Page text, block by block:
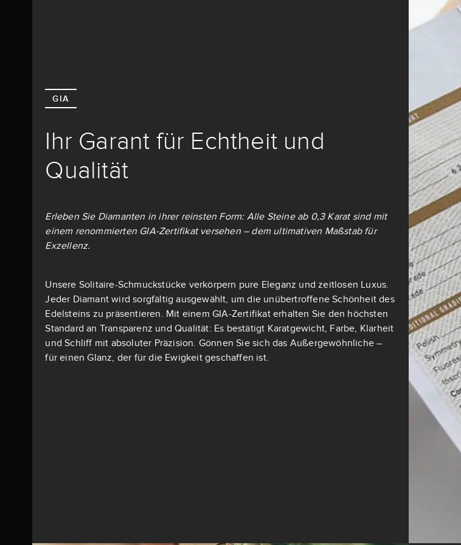
GIA
Ihr Garant für Echtheit und
Qualität
Erleben Sie Diamanten in ihrer reinsten Form: Alle Steine ab 0,3 Karat sind mit
einem renommierten GIA-Zertifikat versehen – dem ultimativen Maßstab für
Exzellenz.
Unsere Solitaire-Schmuckstücke verkörpern pure Eleganz und zeitlosen Luxus.
Jeder Diamant wird sorgfältig ausgewählt, um die unübertroffene Schönheit des
Edelsteins zu präsentieren. Mit einem GIA-Zertifikat erhalten Sie den höchsten
Standard an Transparenz und Qualität: Es bestätigt Karatgewicht, Farbe, Klarheit
und Schliff mit absoluter Präzision. Gönnen Sie sich das Außergewöhnliche –
für einen Glanz, der für die Ewigkeit geschaffen ist.